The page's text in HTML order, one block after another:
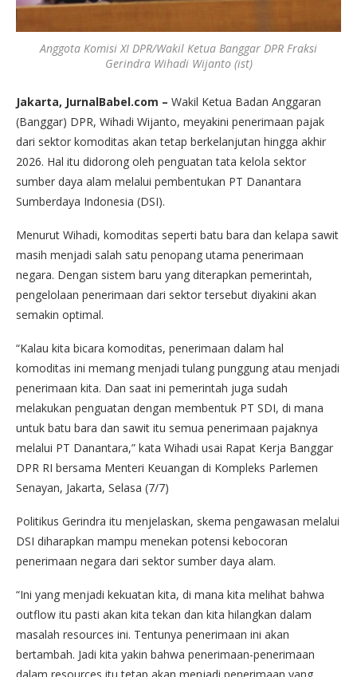
Anggota Komisi XI DPR/Wakil Ketua Banggar DPR Fraksi
Gerindra Wihadi Wijanto (ist)
Jakarta, JurnalBabel.com – Wakil Ketua Badan Anggaran
(Banggar) DPR, Wihadi Wijanto, meyakini penerimaan pajak
dari sektor komoditas akan tetap berkelanjutan hingga akhir
2026. Hal itu didorong oleh penguatan tata kelola sektor
sumber daya alam melalui pembentukan PT Danantara
Sumberdaya Indonesia (DSI).
Menurut Wihadi, komoditas seperti batu bara dan kelapa sawit
masih menjadi salah satu penopang utama penerimaan
negara. Dengan sistem baru yang diterapkan pemerintah,
pengelolaan penerimaan dari sektor tersebut diyakini akan
semakin optimal.
“Kalau kita bicara komoditas, penerimaan dalam hal
komoditas ini memang menjadi tulang punggung atau menjadi
penerimaan kita. Dan saat ini pemerintah juga sudah
melakukan penguatan dengan membentuk PT SDI, di mana
untuk batu bara dan sawit itu semua penerimaan pajaknya
melalui PT Danantara,” kata Wihadi usai Rapat Kerja Banggar
DPR RI bersama Menteri Keuangan di Kompleks Parlemen
Senayan, Jakarta, Selasa (7/7)
Politikus Gerindra itu menjelaskan, skema pengawasan melalui
DSI diharapkan mampu menekan potensi kebocoran
penerimaan negara dari sektor sumber daya alam.
“Ini yang menjadi kekuatan kita, di mana kita melihat bahwa
outflow itu pasti akan kita tekan dan kita hilangkan dalam
masalah resources ini. Tentunya penerimaan ini akan
bertambah. Jadi kita yakin bahwa penerimaan-penerimaan